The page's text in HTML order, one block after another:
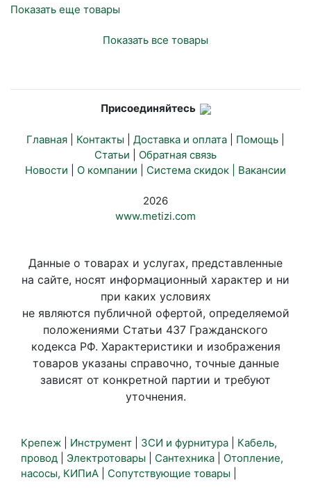
Показать еще товары
Показать все товары
Присоединяйтесь
Главная Контакты Доставка и оплата Помощь
Статьи
Обратная связь
Новости
О компании Система скидок | Вакансии
2026
www.metizi.com
Данные о товарах и услугах, представленные
на сайте, носят информационный характер и ни
при каких условиях
не являются публичной офертой, определяемой
положениями Статьи 437 Гражданского
кодекса РФ. Характеристики и изображения
товаров указаны справочно, точные данные
зависят от конкретной партии и требуют
уточнения.
Крепеж Инструмент ЗСИ и фурнитура
Кабель,
провод
Электротовары Сантехника
Отопление,
насосы, КИПиА
Сопутствующие товары